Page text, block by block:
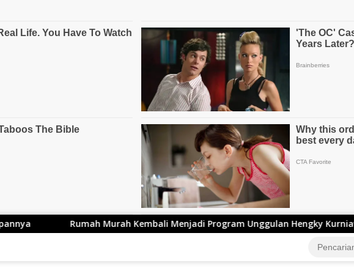
Murah Kembali Menjadi Program Unggulan Hengky Kurniawan di Berkah Jilid 2